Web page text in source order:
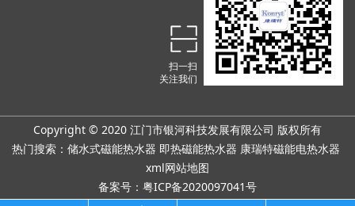
扫一扫
关注我们
Copyright © 2020 江门市银河科技发展有限公司 版权所有
热门搜索： 储水式磁能热水器 即热磁能热水器 康瑞特磁能电热水器
xml网站地图
备案号：粤ICP备2020097041号